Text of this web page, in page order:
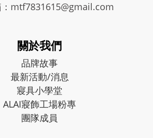
mtf7831615@gmail.com
關於我們
品牌故事
最新活動/消息
寢具小學堂
ALAI寢飾工場粉專
團隊成員